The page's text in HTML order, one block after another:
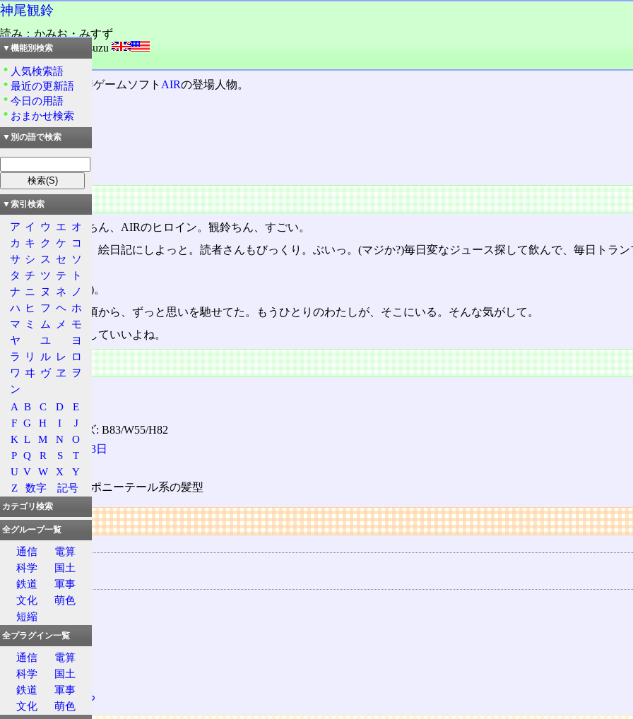
神尾観鈴
読み：かみお・みすず
外語：KAMIO Misuzu
品詞：人名
Visual Art'sの18禁ゲームソフト AIRの登場人物。
目次
特徴
設定
特徴
にははっ 。観鈴ちん、AIRのヒロイン。観鈴ちん、すごい。
観鈴ちんの説明、絵日記にしよっと。読者さんもびっくり。ぶいっ。(マジか?)毎日変なジュース探して飲んで、毎日トラ
って後悔するの。
が、がお
(ぽかっ)。
空はね、小さい頃から、ずっと思いを馳せてた。もうひとりのわたしが、そこにいる。そんな気がして。
…もうゴール、していいよね。
設定
体重
: 46kg
スリーサイズ: B83/W55/H82
7月23日
血液型: O型
髪型: 金髪でポニーテール系の髪型
リンク
用語の所属
AIR
関連する用語
神尾晴子
国崎往人
が、がお
にはは
セミっぽい
だぶるぴんち
▼機能別検索
人気検索語
最近の更新語
今日の用語
おまかせ検索
▼別の語で検索
▼索引検索
ア イ ウ エ オ
カ キ ク ケ コ
サ シ ス セ ソ
タ チ ツ テ
ト
ナ ニ ヌ ネ
ノ
ハ ヒ フ ヘ ホ
マ ミ ム メ
モ
ヤ
ユ
ヨ
ラ
リ ル レ ロ
ワ ヰ ヴ ヱ
ヲ
ン
A B C D
E
F G H I
J
K L M N
O
P Q R S
T
U V W X
Y
Z
数字 記号
カテゴリ検索
全グループ一覧
通信
電算
科学
国土
鉄道
軍事
文化
萌色
短縮
全プラグイン一覧
通信
電算
科学
国土
鉄道
軍事
文化
萌色